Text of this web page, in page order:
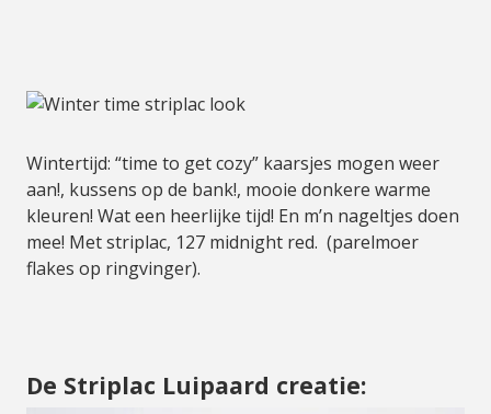
Wintertijd: “time to get cozy” kaarsjes mogen weer
aan!, kussens op de bank!, mooie donkere warme
kleuren! Wat een heerlijke tijd! En m’n nageltjes doen
mee! Met striplac, 127 midnight red. (parelmoer
flakes op ringvinger).
De Striplac Luipaard creatie: